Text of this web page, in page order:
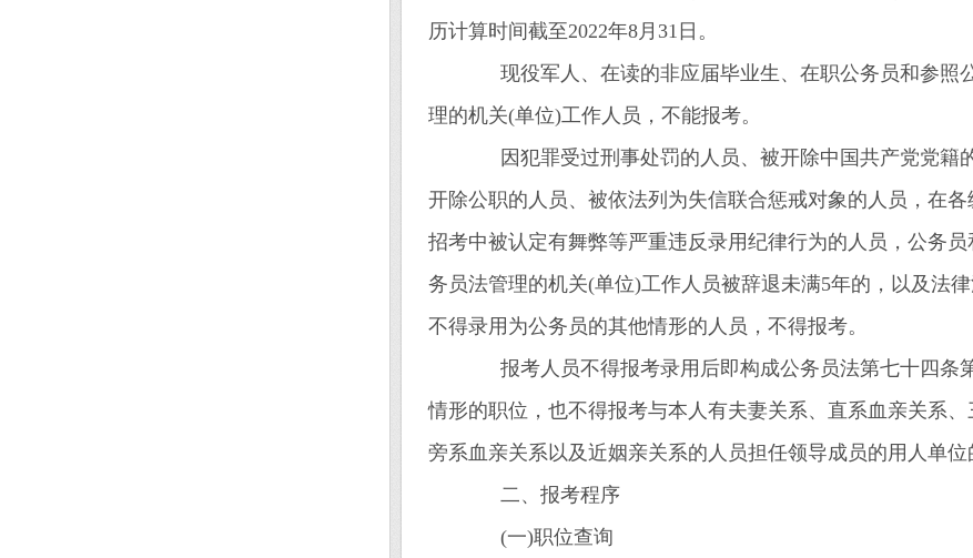
历计算时间截至2022年8月31日。
现役军人、在读的非应届毕业生、在职公务员和参照
理的机关(单位)工作人员，不能报考。
因犯罪受过刑事处罚的人员、被开除中国共产党党籍
开除公职的人员、被依法列为失信联合惩戒对象的人员，在各
招考中被认定有舞弊等严重违反录用纪律行为的人员，公务员
务员法管理的机关(单位)工作人员被辞退未满5年的，以及法
不得录用为公务员的其他情形的人员，不得报考。
报考人员不得报考录用后即构成公务员法第七十四条
情形的职位，也不得报考与本人有夫妻关系、直系血亲关系、
旁系血亲关系以及近姻亲关系的人员担任领导成员的用人单位
二、报考程序
(一)职位查询